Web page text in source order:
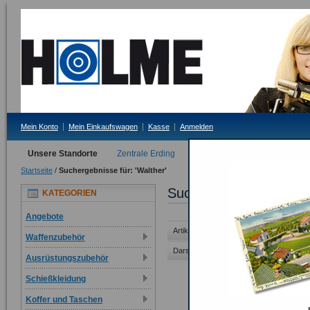
Mein Konto Mein Einkaufswagen Kasse Anmelden
Unsere Standorte Zentrale Erding
Startseite / Suchergebnisse für: 'Walther'
Suchergebnisse für
Artikel 1 auf 30 von 39 gesamt
Darstellung als: Raster Liste
KATEGORIEN
Angebote
Waffenzubehör
Ausrüstungszubehör
Schießkleidung
Koffer und Taschen